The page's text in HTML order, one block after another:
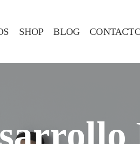
SHOP BLOG